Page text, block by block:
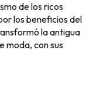
de los ricos
los beneficios del
la antigua
moda, con sus